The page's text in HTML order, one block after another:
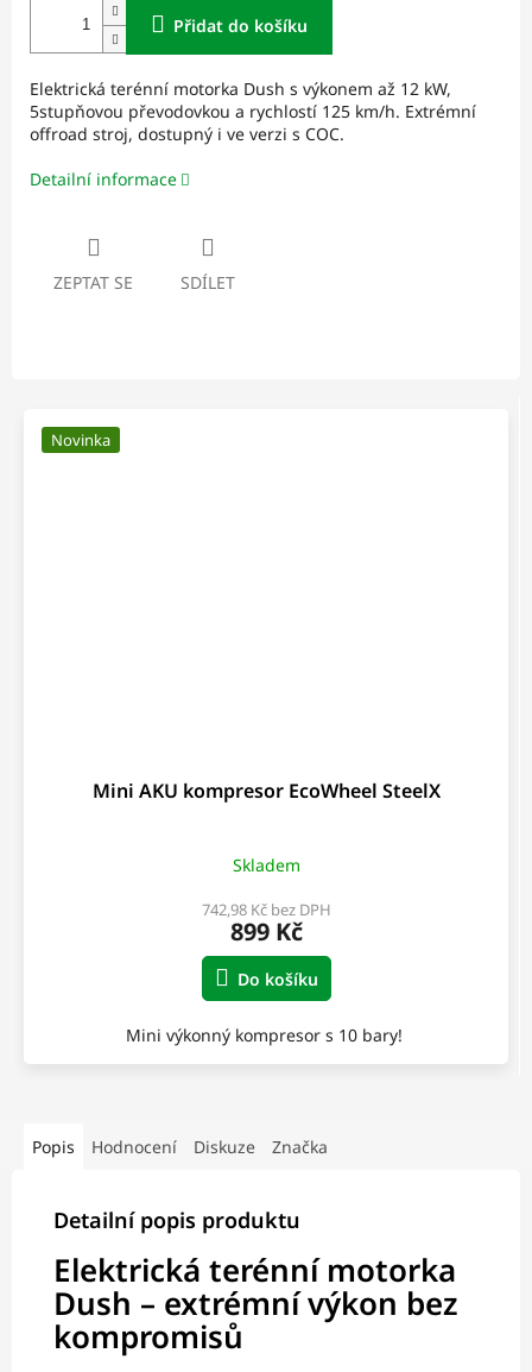
Přidat do košíku
Elektrická terénní motorka Dush s výkonem až 12 kW,
5stupňovou převodovkou a rychlostí 125 km/h. Extrémní
offroad stroj, dostupný i ve verzi s COC.
Detailní informace
ZEPTAT SE SDÍLET
Novinka
Mini AKU kompresor EcoWheel SteelX
Skladem
742,98 Kč bez DPH
899 Kč
Do košíku
Mini výkonný kompresor s 10 bary!
Popis Hodnocení Diskuze Značka
Detailní popis produktu
Elektrická terénní motorka
Dush – extrémní výkon bez
kompromisů